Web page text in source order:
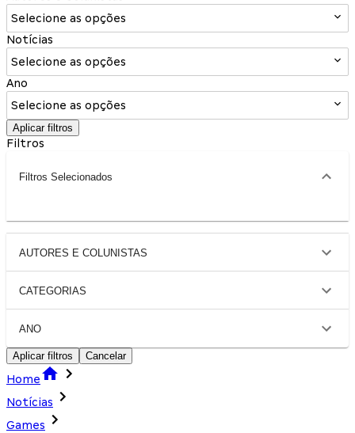
Selecione as opções
Notícias
Selecione as opções
Ano
Selecione as opções
Aplicar filtros
Filtros
Filtros Selecionados
AUTORES E COLUNISTAS
CATEGORIAS
ANO
Aplicar filtros Cancelar
Home
Notícias
Games